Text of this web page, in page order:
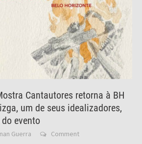
Cantautores retorna à BH
um de seus idealizadores,
evento
Guerra Comment